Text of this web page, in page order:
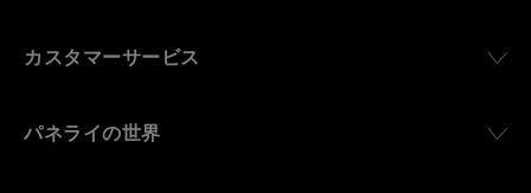
カスタマーサービス
パネライの世界